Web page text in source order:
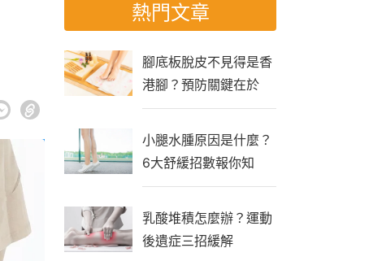
熱門文章
腳底板脫皮不見得是香
港腳？預防關鍵在於
「生活習慣」
小腿水腫原因是什麼？
6大舒緩招數報你知
乳酸堆積怎麼辦？運動
後遺症三招緩解